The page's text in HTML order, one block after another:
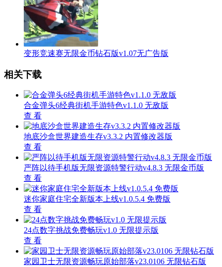
变形竞速赛无限金币钻石版v1.07无广告版
相关下载
合金弹头6经典街机手游特色v1.1.0 无敌版
查 看
地底沙盒世界建造生存v3.3.2 内置修改器版
查 看
严阵以待手机版无限资源特警行动v4.8.3 无限金币版
查 看
迷你家庭住宅全新版本上线v1.0.5.4 免费版
查 看
24点数字挑战免费畅玩v1.0 无限提示版
查 看
家园卫士无限资源畅玩原始部落v23.0106 无限钻石版